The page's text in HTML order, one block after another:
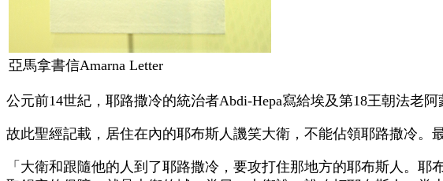
亞馬拿書信Amarna Letter
公元前14世紀，耶路撒冷的統治者Abdi-Hepa寫給埃及第18王朝法老
故此聖經記載，居住在內的耶布斯人譏笑大衛，不能佔領耶路撒冷。
「大衛和跟隨他的人到了耶路撒冷，要攻打住那地方的耶布斯人。